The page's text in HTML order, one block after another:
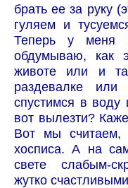
брать ее за руку
гуляем и
Теперь у меня
обдумываю, как
животе или и
раздевалке
спустимся в
вот вылезти?
Вот мы считаем,
хосписа. А на
свете слабым-
жутко